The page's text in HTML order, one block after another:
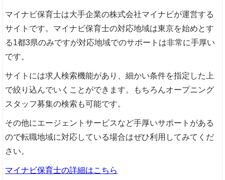
マイナビ保育士は大手企業の株式会社マイナビが運営する
サイトです。マイナビ保育士の対応地域は東京を始めとす
る1都3県のみですが対応地域でのサポートは非常に手厚い
です。
サイトには求人検索機能があり、細かい条件を指定した上
で絞り込んでいくことができます。もちろんオープニング
スタッフ募集の検索も可能です。
その他にエージェントサービスなど手厚いサポートがある
ので転職地域に対応している場合はぜひ利用してみてくだ
さい。
マイナビ保育士の詳細はこちら